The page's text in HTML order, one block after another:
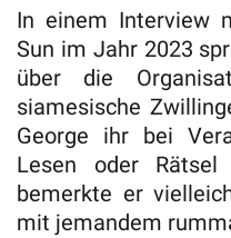
In einem Interview
Sun im Jahr 2023
über die
siamesische
George ihr bei
Lesen oder
bemerkte er
mit jemandem